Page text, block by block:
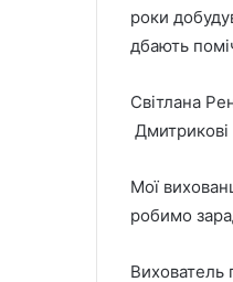
роки
дбають
Світлана
Дмитрикові
Мої
робимо
Вихователь